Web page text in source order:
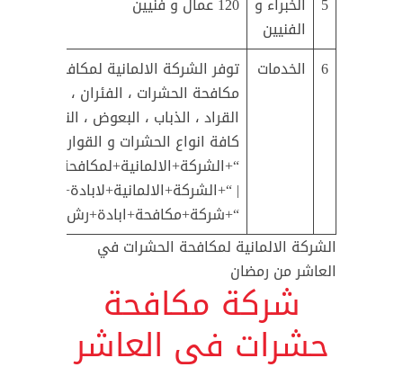
الفنيين
6 الخدمات
توفر الشركة الالمانية لمكافحة
مكافحة الحشرات ، الفئران ، الصراصير
القراد ، الذباب ، البعوض ، الناموس ،
كافة انواع الحشرات و القوارض و
|
الشركة الالمانية لمكافحة الحشرات في
العاشر من رمضان
شركة مكافحة
حشرات في العاشر